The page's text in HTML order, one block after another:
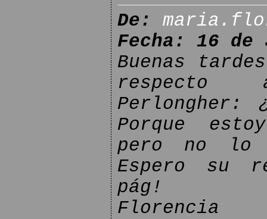
De:
Fecha: 16 de
Buenas
respecto
Perlongher:
Porque
pero no lo
Espero su
pág!
Florencia